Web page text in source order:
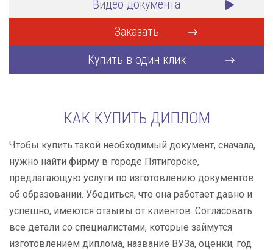
Видео документа
Заказать
Купить в один клик
КАК КУПИТЬ ДИПЛОМ
Чтобы купить такой необходимый документ, сначала,
нужно найти фирму в городе Пятигорске,
предлагающую услуги по изготовлению документов
об образовании. Убедиться, что она работает давно и
успешно, имеются отзывы от клиентов. Согласовать
все детали со специалистами, которые займутся
изготовлением диплома, название ВУЗа, оценки, год